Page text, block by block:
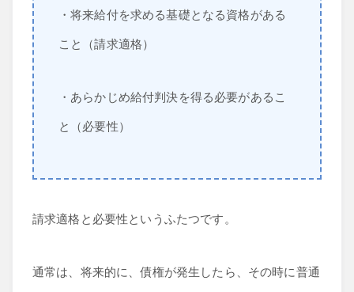
・将来給付を求める基礎となる資格がある
こと（請求適格）
・あらかじめ給付判決を得る必要があるこ
と（必要性）
請求適格と必要性というふたつです。
通常は、将来的に、債権が発生したら、その時に普通